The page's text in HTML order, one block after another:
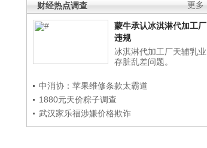
更多
财经热点调查
蒙牛承认冰淇淋代加工厂
违规
冰淇淋代加工厂天辅乳业
存脏乱差问题。
中消协：苹果维修条款太霸道
1880元天价粽子调查
武汉家乐福涉嫌价格欺诈